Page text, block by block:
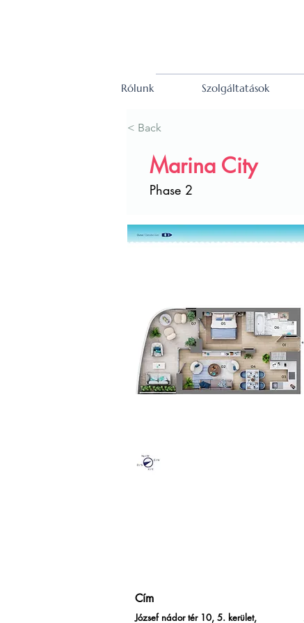
Rólunk Szolgáltatások
< Back
Marina City
Phase 2
Cím
József nádor tér 10, 5. kerület,